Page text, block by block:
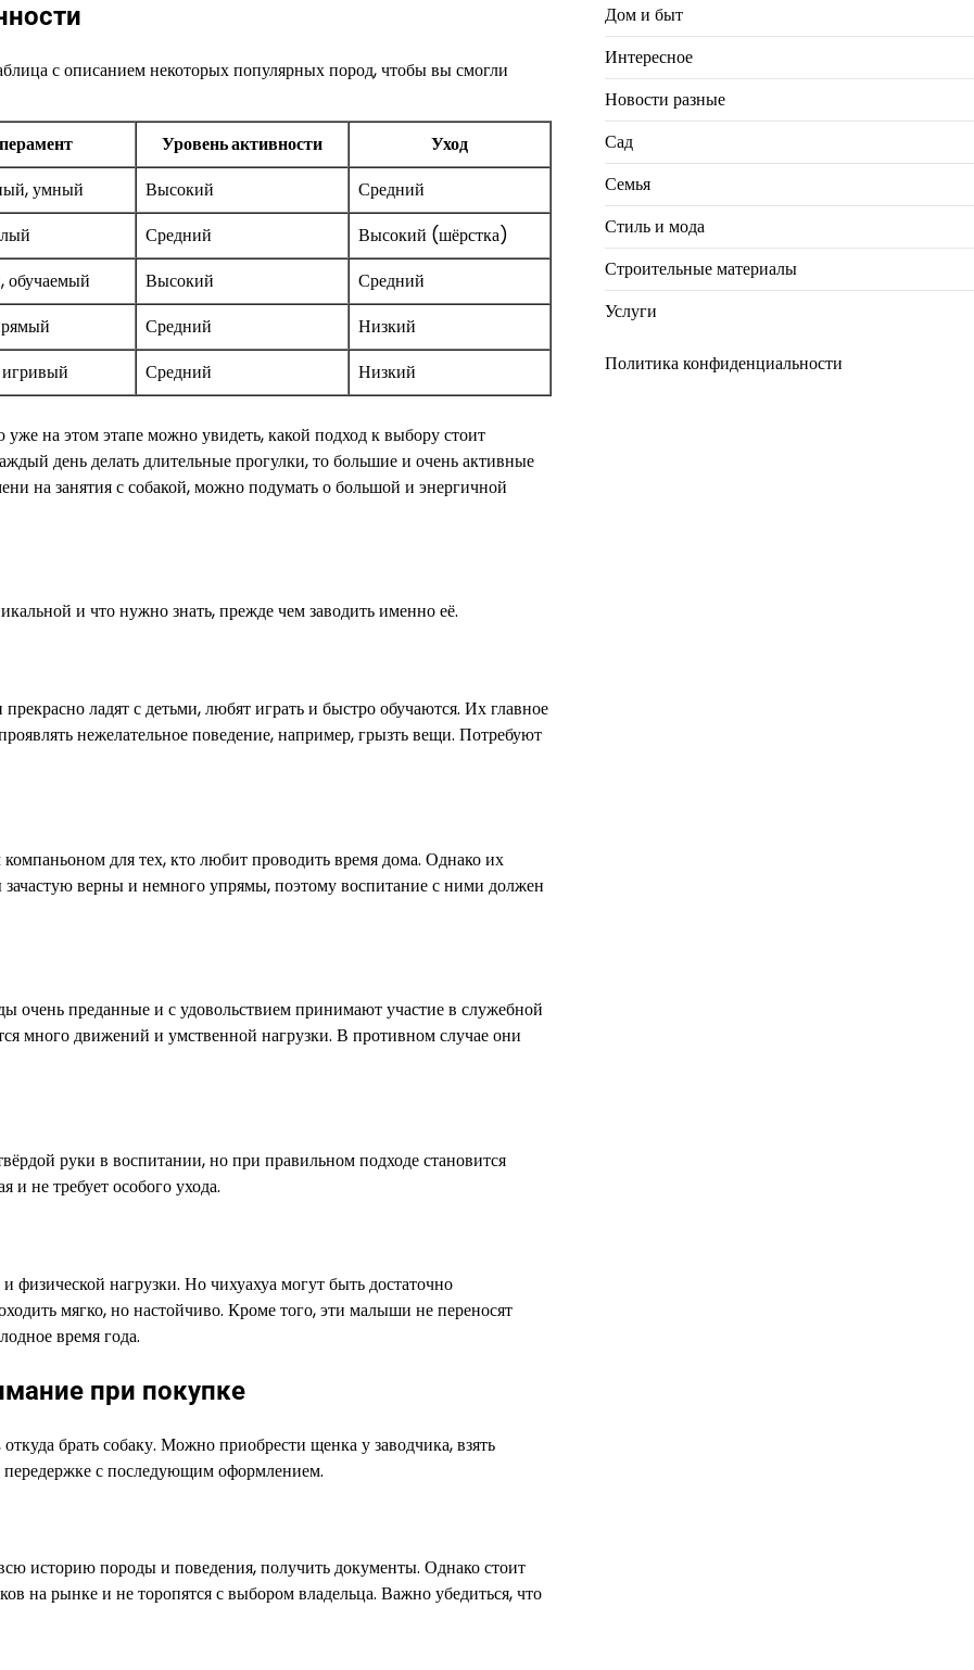
с описанием некоторых популярных пород, чтобы вы смогли
Уровень активности
Уход
умный Высокий
Средний
Средний
Высокий (шёрстка)
обучаемый Высокий
Средний
Средний
Низкий
Средний Низкий
на этом этапе можно увидеть, какой подход к выбору стоит
день делать длительные прогулки, то большие и очень активные
на занятия с собакой, можно подумать о большой и энергичной
и что нужно знать, прежде чем заводить именно её.
ладят с детьми, любят играть и быстро обучаются. Их главное
нежелательное поведение, например, грызть вещи. Потребуют
для тех, кто любит проводить время дома. Однако их
зачастую верны и немного упрямы, поэтому воспитание с ними должен
преданные и с удовольствием принимают участие в служебной
много движений и умственной нагрузки. В противном случае они
руки в воспитании, но при правильном подходе становится
и не требует особого ухода.
физической нагрузки. Но чихуахуа могут быть достаточно
мягко, но настойчиво. Кроме того, эти малыши не переносят
время года.
при покупке
брать собаку. Можно приобрести щенка у заводчика, взять
передержке с последующим оформлением.
историю породы и поведения, получить документы. Однако стоит
на рынке и не торопятся с выбором владельца. Важно убедиться, что
Дом и быт
Интересное
Новости разные
Сад
Семья
Стиль и мода
Строительные материалы
Услуги
Политика конфиденциальности